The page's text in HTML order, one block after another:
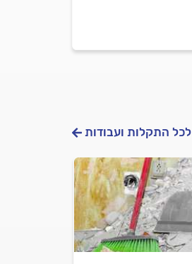
לכל התקלות ועבודות